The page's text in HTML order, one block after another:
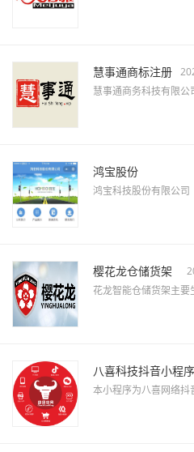
慧事通商标注册
慧事通商务科技有限公
鸿宝股份
鸿宝科技股份有限公司
樱花龙仓储货架
花龙智能仓储货架主要
八喜科技抖音小程序
本小程序为八喜网络抖